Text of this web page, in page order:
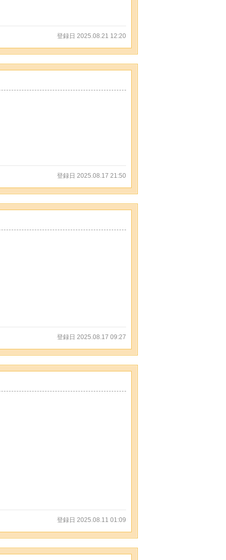
登録日 2025.08.21 12:20
登録日 2025.08.17 21:50
登録日 2025.08.17 09:27
登録日 2025.08.11 01:09